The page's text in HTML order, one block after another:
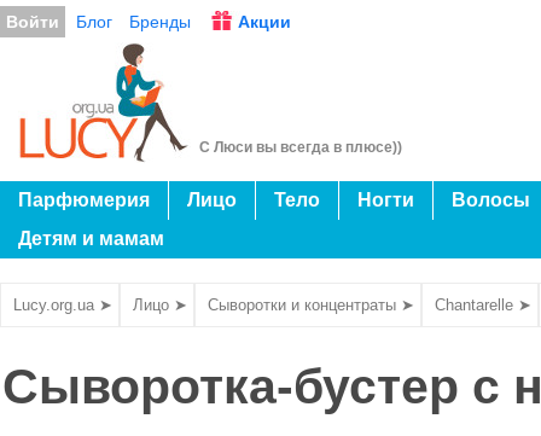
Войти Блог Бренды Акции
С Люси вы всегда в плюсе))
Парфюмерия Лицо Тело Ногти
Волосы
Детям и мамам
Lucy.org.ua ➤ Лицо ➤ Сыворотки и концентраты ➤ Chantarelle ➤
Сыворотка-бустер с